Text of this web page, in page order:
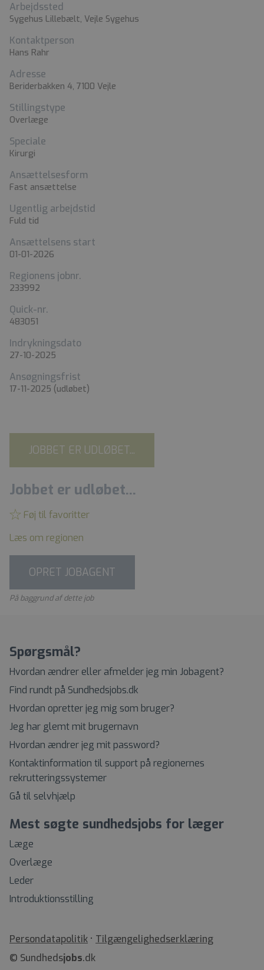
Arbejdssted
Sygehus Lillebælt, Vejle Sygehus
Kontaktperson
Hans Rahr
Adresse
Beriderbakken 4, 7100 Vejle
Stillingstype
Overlæge
Speciale
Kirurgi
Ansættelsesform
Fast ansættelse
Ugentlig arbejdstid
Fuld tid
Ansættelsens start
01-01-2026
Regionens jobnr.
233992
Quick-nr.
483051
Indrykningsdato
27-10-2025
Ansøgningsfrist
17-11-2025 (udløbet)
JOBBET ER UDLØBET...
Jobbet er udløbet...
Føj til favoritter
Læs om regionen
OPRET JOBAGENT
På baggrund af dette job
Spørgsmål?
Hvordan ændrer eller afmelder jeg min Jobagent?
Find rundt på Sundhedsjobs.dk
Hvordan opretter jeg mig som bruger?
Jeg har glemt mit brugernavn
Hvordan ændrer jeg mit password?
Kontaktinformation til support på regionernes
rekrutteringssystemer
Gå til selvhjælp
Mest søgte sundhedsjobs for læger
Læge
Overlæge
Leder
Introduktionsstilling
• Tilgængelighedserklæring
© Sundhedsjobs.dk